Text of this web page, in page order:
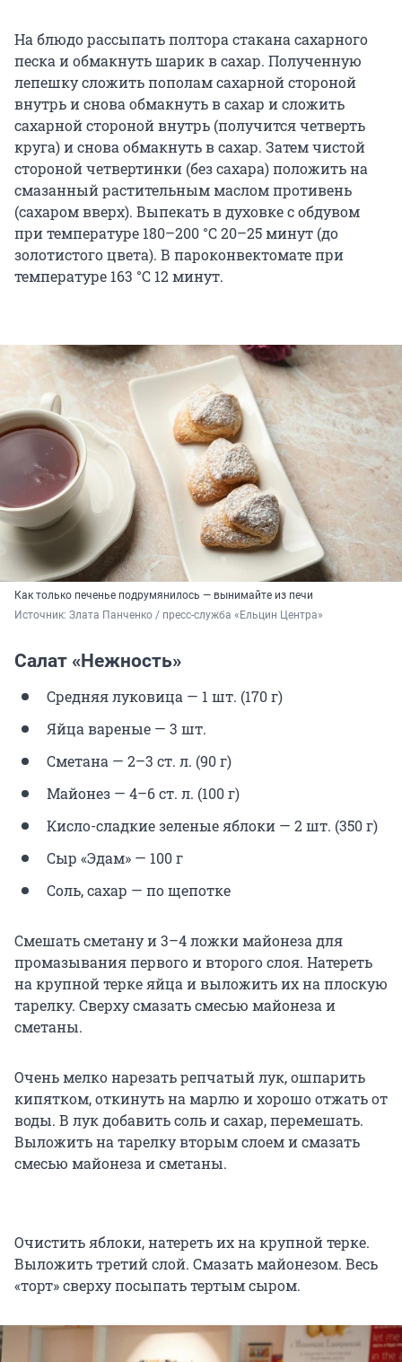
На блюдо рассыпать полтора стакана сахарного
песка и обмакнуть шарик в сахар. Полученную
лепешку сложить пополам сахарной стороной
внутрь и снова обмакнуть в сахар и сложить
сахарной стороной внутрь (получится четверть
круга) и снова обмакнуть в сахар. Затем чистой
стороной четвертинки (без сахара) положить на
смазанный растительным маслом противень
(сахаром вверх). Выпекать в духовке с обдувом
при температуре 180–200 °C20–25 минут (до
золотистого цвета). В пароконвектомате при
температуре 163 °C 12 минут.
Как только печенье подрумянилось — вынимайте из печи
Источник: Злата Панченко / пресс-служба «Ельцин Центра»
Салат «Нежность»
Средняя луковица — 1 шт. (170 г)
Яйца вареные — 3 шт.
Сметана — 2–3 ст. л. (90 г)
Майонез — 4–6 ст. л. (100 г)
Кисло-сладкие зеленые яблоки — 2 шт. (350 г)
Сыр «Эдам» — 100 г
Соль, сахар — по щепотке
Смешать сметану и 3–4 ложки майонеза для
промазывания первого и второго слоя. Натереть
на крупной терке яйца и выложить их на плоскую
тарелку. Сверху смазать смесью майонеза и
сметаны.
Очень мелко нарезать репчатый лук, ошпарить
кипятком, откинуть на марлю и хорошо отжать от
воды. В лук добавить соль и сахар, перемешать.
Выложить на тарелку вторым слоем и смазать
смесью майонеза и сметаны.
Очистить яблоки, натереть их на крупной терке.
Выложить третий слой. Смазать майонезом. Весь
«торт» сверху посыпать тертым сыром.